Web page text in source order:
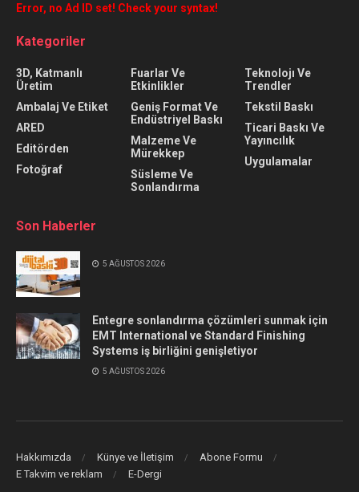
Error, no Ad ID set! Check your syntax!
Kategoriler
3D, Katmanlı
Üretim
Ambalaj Ve Etiket
ARED
Editörden
Fotoğraf
Fuarlar Ve
Etkinlikler
Geniş Format Ve
Endüstriyel Baskı
Malzeme Ve
Mürekkep
Süsleme Ve
Sonlandırma
Teknolojı Ve
Trendler
Tekstil Baskı
Ticari Baskı Ve
Yayıncılık
Uygulamalar
Son Haberler
5 AĞUSTOS 2026
Entegre sonlandırma çözümleri sunmak için
EMT International ve Standard Finishing
Systems iş birliğini genişletiyor
5 AĞUSTOS 2026
Hakkımızda Künye ve İletişim
Abone Formu
E Takvim ve reklam
E-Dergi